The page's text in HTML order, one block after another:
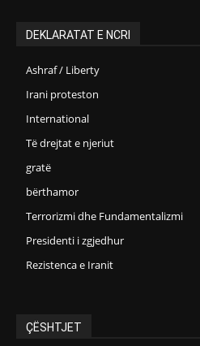
DEKLARATAT E NCRI
Ashraf / Liberty
Irani proteston
International
Të drejtat e njeriut
gratë
bërthamor
Terrorizmi dhe Fundamentalizmi
Presidenti i zgjedhur
Rezistenca e Iranit
ÇËSHTJET